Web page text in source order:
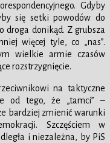
Gdyby
się setki powodów do
droga donikąd. Z grubsza
więcej tyle, co „nas”.
wielkie armie czasów
rozstrzygnięcie.
na taktyczne
od tego, że „tamci” –
bardziej zmienić warunki
Szczęściem w
i niezależna, by PiS